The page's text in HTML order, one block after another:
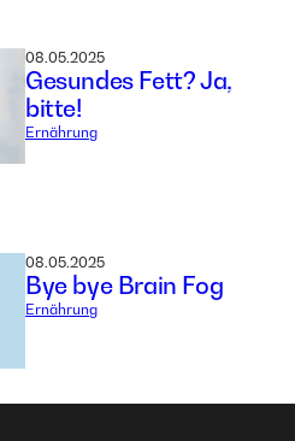
08.05.2025
Gesundes Fett? Ja,
bitte!
Ernährung
08.05.2025
Bye bye Brain Fog
Ernährung